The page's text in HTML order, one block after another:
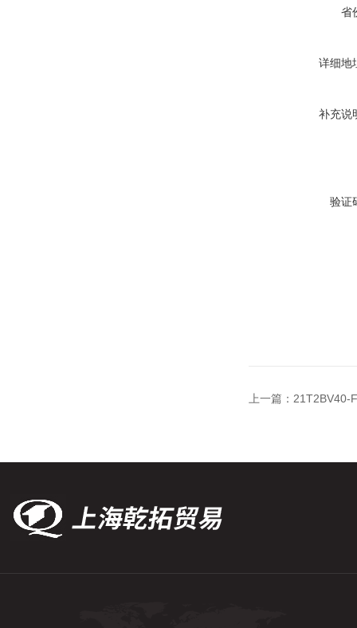
省
详细地
补充说
验证
上一篇： 21T2BV40-